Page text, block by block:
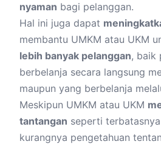
nyaman bagi pelanggan.
Hal ini juga dapat
membantu UMKM atau UKM
lebih banyak pelanggan, baik
berbelanja secara langsung
maupun yang berbelanja
Meskipun UMKM atau UKM
tantangan seperti
kurangnya pengetahuan